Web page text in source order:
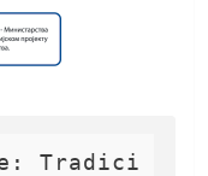
Tradici